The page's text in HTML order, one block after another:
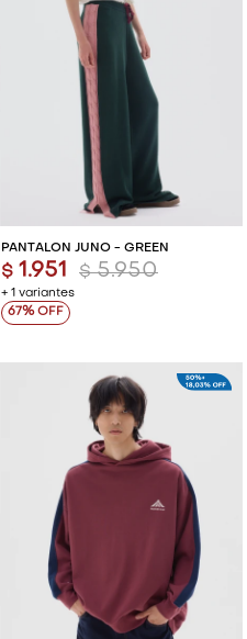
PANTALÓN JUNO - GREEN
+ 1 variantes
$ 1.951 $ 5.950
67